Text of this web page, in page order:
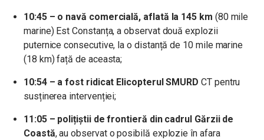
10:45 – o navă comercială, aflată la 145 km (80 mile
marine) Est Constanța, a observat două explozii
puternice consecutive, la o distanță de 10 mile marine
(18 km) față de aceasta;
10:54 – a fost ridicat Elicopterul SMURD CT pentru
susținerea intervenției;
11:05 – polițiștii de frontieră din cadrul Gărzii de
Coastă, au observat o posibilă explozie în afara